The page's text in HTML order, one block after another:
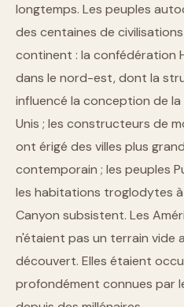
longtemps. Les peuples
des centaines de
continent : la confédération
dans le nord-est, dont la
influencé la conception de
Unis ; les constructeurs de
ont érigé des villes plus
contemporain ; les peuples
les habitations troglodytes à
Canyon subsistent. Les
n'étaient pas un terrain vide
découvert. Elles étaient
profondément connues par